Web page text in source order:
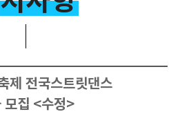
제 전국스트릿댄스
모집 <수정>